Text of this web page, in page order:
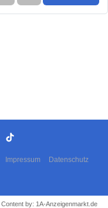
Impressum Datenschutz
by: 1A-Anzeigenmarkt.de